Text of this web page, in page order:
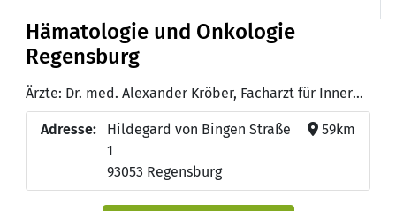
Hämatologie und Onkologie
Regensburg
Ärzte: Dr. med. Alexander Kröber, Facharzt für Innere Medizin, Schwerpunkt Hämatologie und Onkologie, Medikamentöse Tumortherapie, Palliativmedizin - Dr. med. Catarina Stosiek, Fachärztin für Innere Medizin, Schwerpunkt Hämatologie und Onkologie Praxisinhaberin - Dr. med. Anke Hautmann, Fachärztin für Innere Medizin, Hämatologie und Onkologie Zusatzbezeichnung „Ärztliches Qualitätsmanagement“ Sicherstellungsassistentin
Adresse:
Hildegard von Bingen Straße
1
93053 Regensburg
59km